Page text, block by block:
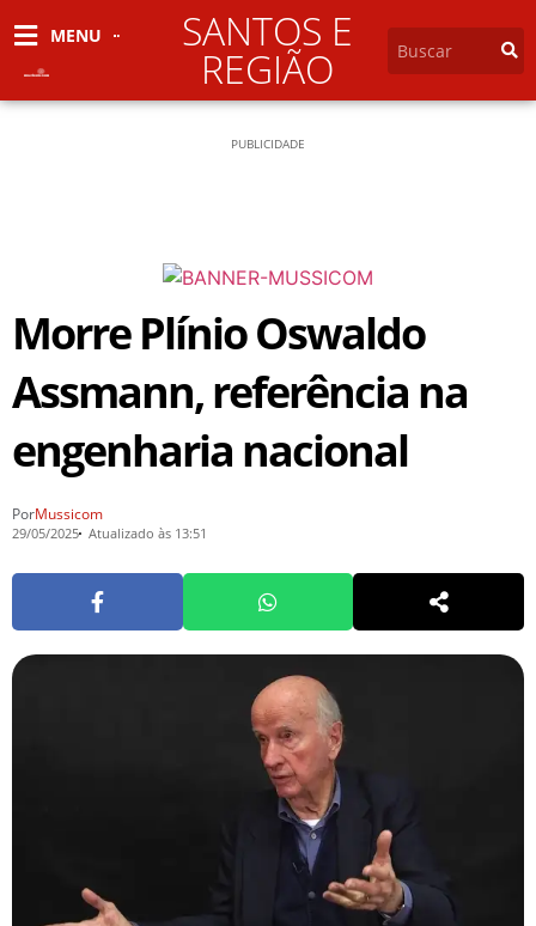
MENU SANTOS E
REGIÃO
PUBLICIDADE
Morre Plínio Oswaldo
Assmann, referência na
engenharia nacional
PorMussicom
29/05/2025 Atualizado às 13:51